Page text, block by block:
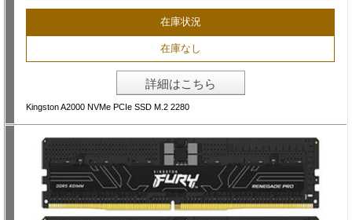
在庫状況
在庫なし
詳細はこちら
Kingston A2000 NVMe PCIe SSD M.2 2280